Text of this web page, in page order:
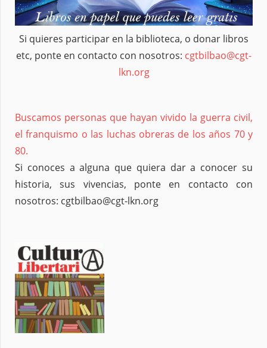
Si quieres participar en la biblioteca, o donar libros
etc, ponte en contacto con nosotros: cgtbilbao@cgt-
lkn.org
Buscamos personas que hayan vivido la guerra civil,
el franquismo o las luchas obreras de los años 70 y
80.
Si conoces a alguna que quiera dar a conocer su
historia, sus vivencias, ponte en contacto con
nosotros: cgtbilbao@cgt-lkn.org